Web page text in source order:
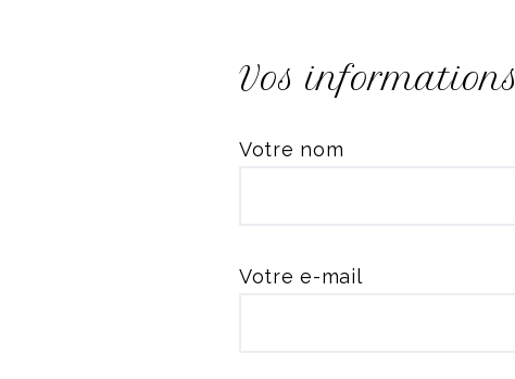
Vos informations
Votre nom
Votre e-mail